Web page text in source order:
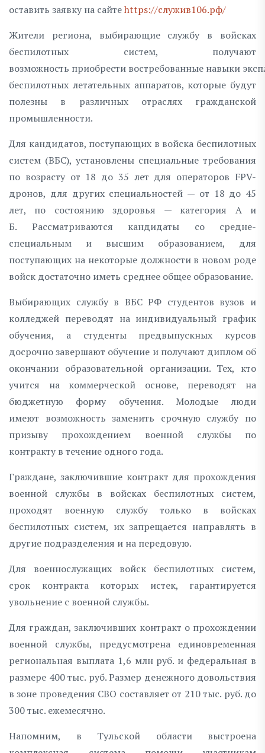
оставить заявку на сайтеhttps://служив106.рф/
Жители региона, выбирающие службу в войсках
беспилотных систем, получают
возможность приобрести востребованные навыки
беспилотных летательных аппаратов, которые будут
полезны в различных отраслях гражданской
промышленности.
Для кандидатов, поступающих в войска беспилотных
систем (ВБС), установлены специальные требования
по возрасту от 18 до 35 лет для операторов FPV-
дронов, для других специальностей — от 18 до 45
лет, по состоянию здоровья — категория А и
Б. Рассматриваются кандидаты со средне-
специальным и высшим образованием, для
поступающих на некоторые должности в новом роде
войск достаточно иметь среднее общее образование.
Выбирающих службу в ВБС РФ студентов вузов и
колледжей переводят на индивидуальный график
обучения, а студенты предвыпускных курсов
досрочно завершают обучение и получают диплом об
окончании образовательной организации. Тех, кто
учится на коммерческой основе, переводят на
бюджетную форму обучения. Молодые люди
имеют возможность заменить срочную службу по
призыву прохождением военной службы по
контракту в течение одного года.
Граждане, заключившие контракт для прохождения
военной службы в войсках беспилотных систем,
проходят военную службу только в войсках
беспилотных систем, их запрещается направлять в
другие подразделения и на передовую.
Для военнослужащих войск беспилотных систем,
срок контракта которых истек, гарантируется
увольнение с военной службы.
Для граждан, заключивших контракт о прохождении
военной службы, предусмотрена единовременная
региональная выплата 1,6 млн руб. и федеральная в
размере 400 тыс. руб. Размер денежного довольствия
в зоне проведения СВО составляет от 210 тыс. руб. до
300 тыс. ежемесячно.
Напомним, в Тульской области выстроена